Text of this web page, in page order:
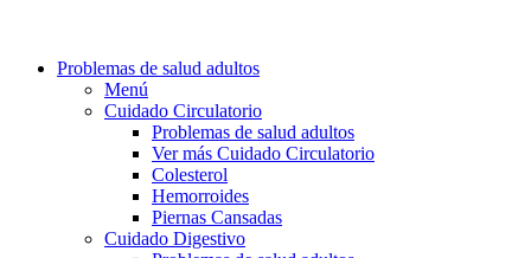
Problemas de salud adultos
Menú
Cuidado Circulatorio
Problemas de salud adultos
Ver más Cuidado Circulatorio
Colesterol
Hemorroides
Piernas Cansadas
Cuidado Digestivo